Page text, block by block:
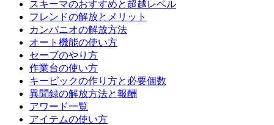
スキーマのおすすめと超越レベル
フレンドの解放とメリット
カンパニオの解放方法
オート機能の使い方
セーブのやり方
作業台の使い方
キーピックの作り方と必要個数
異聞録の解放方法と報酬
アワード一覧
アイテムの使い方